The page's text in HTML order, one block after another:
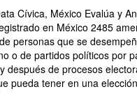
Cívica, México Evalúa y
en México 2485
personas que se
o de partidos políticos por
después de procesos
pueda tener en una